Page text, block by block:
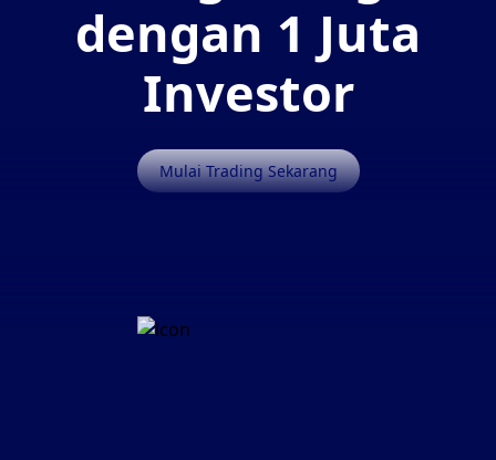
dengan 1 Juta
Investor
Mulai Trading Sekarang